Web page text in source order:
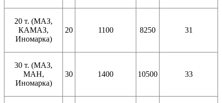
20 т. (МАЗ,
КАМАЗ,
Иномарка)
20 1100 8250 31
30 т. (МАЗ,
МАН,
Иномарка)
30 1400 10500 33